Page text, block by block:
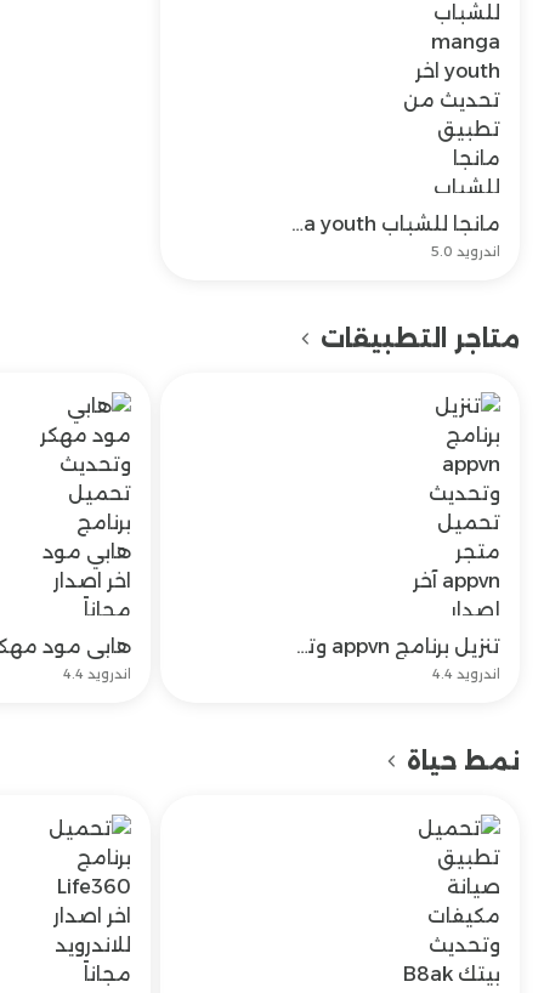
مانجا للشباب manga youth اخر تحديث من تطبيق مانجا للشباب مجاناً
اندرويد 5.0
متاجر التطبيقات
تنزيل برنامج appvn وتحديث تحميل متجر appvn آخر إصدار مجاناً
اندرويد 4.4 اندرويد 4.4
نمط حياة